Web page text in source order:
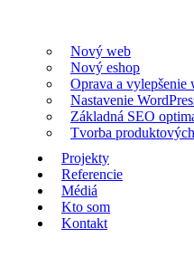
Nový web
Nový eshop
Oprava a vylepšenie
Nastavenie
Základná SEO
Tvorba
Projekty
Referencie
Médiá
Kto som
Kontakt